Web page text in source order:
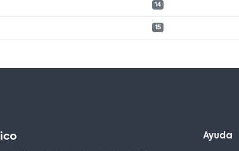
14
15
Ayuda